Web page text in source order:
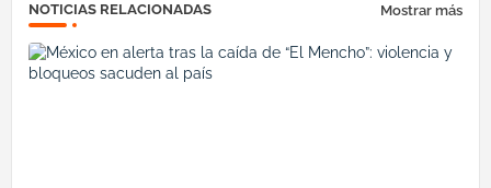
NOTICIAS RELACIONADAS Mostrar más